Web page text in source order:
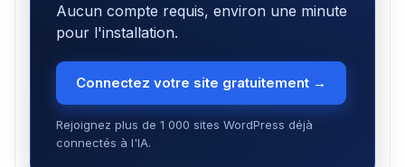
Aucun compte requis, environ une minute
pour l'installation.
Connectez votre site gratuitement →
Rejoignez plus de 1 000 sites WordPress déjà
connectés à l'IA.